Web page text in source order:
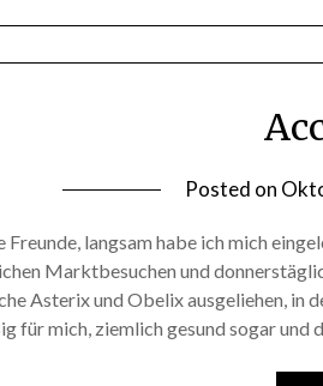
Posted on
Freunde, langsam habe ich mich
Marktbesuchen und
Asterix und Obelix ausgeliehen, in
für mich, ziemlich gesund sogar und